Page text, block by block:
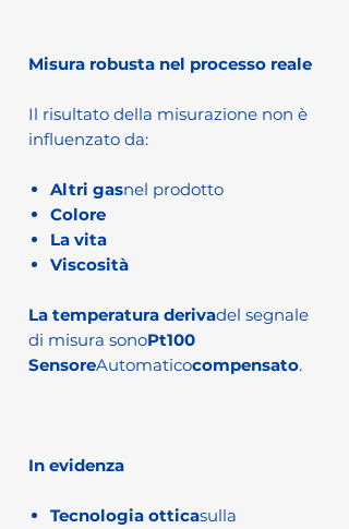
Misura robusta nel processo reale
Il risultato della misurazione non è
influenzato da:
Altri gasnel prodotto
Colore
La vita
Viscosità
La temperatura derivadel segnale
di misura sonoPt100
SensoreAutomaticocompensato.
In evidenza
Tecnologia otticasulla